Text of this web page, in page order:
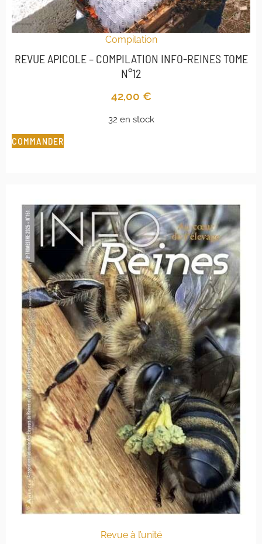
Compilation
REVUE APICOLE – COMPILATION INFO-REINES TOME
N°12
42,00 €
32 en stock
COMMANDER
Revue à l’unité